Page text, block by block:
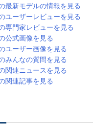
最新モデルの情報を見る
ユーザーレビューを見る
専門家レビューを見る
公式画像を見る
ユーザー画像を見る
みんなの質問を見る
関連ニュースを見る
関連記事を見る